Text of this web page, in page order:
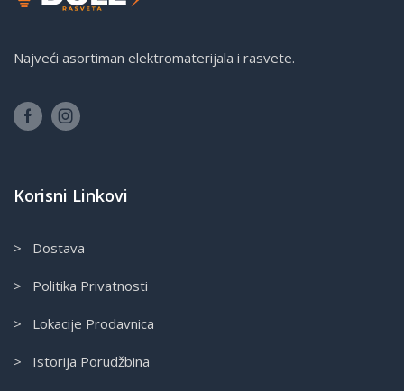
Najveći asortiman elektromaterijala i rasvete.
Korisni Linkovi
> Dostava
> Politika Privatnosti
> Lokacije Prodavnica
> Istorija Porudžbina